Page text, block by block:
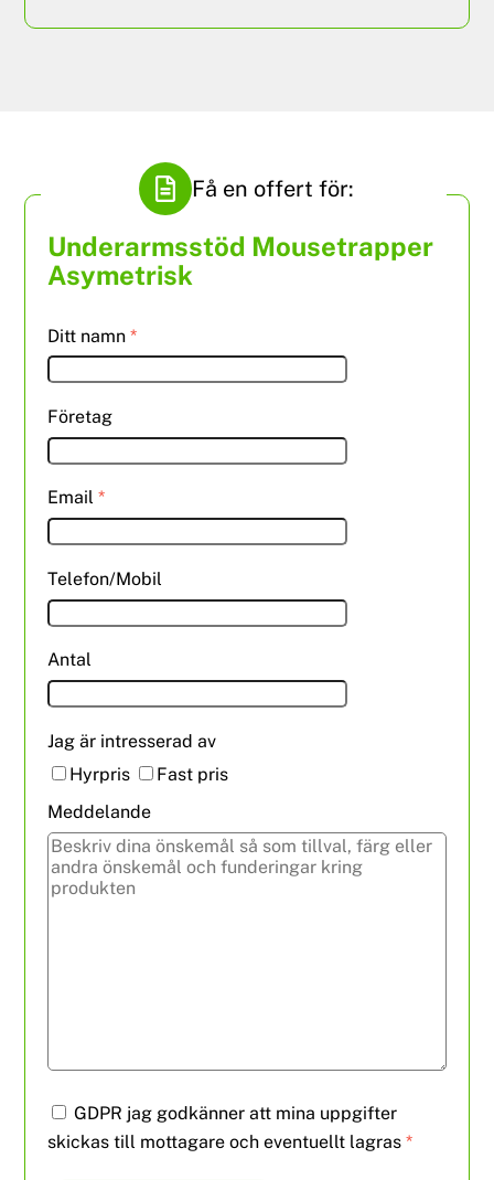
Få en offert för:
Underarmsstöd Mousetrapper
Asymetrisk
Ditt namn*
Företag
Email*
Telefon/Mobil
Antal
Jag är intresserad av
Hyrpris
Fast pris
Meddelande
GDPR jag godkänner att mina uppgifter
skickas till mottagare och eventuellt lagras *